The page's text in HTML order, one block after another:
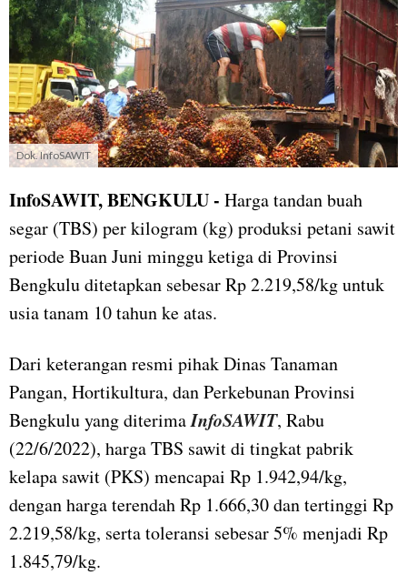
Dok. InfoSAWIT
InfoSAWIT, BENGKULU - Harga tandan buah
segar (TBS) per kilogram (kg) produksi petani sawit
periode Buan Juni minggu ketiga di Provinsi
Bengkulu ditetapkan sebesar Rp 2.219,58/kg untuk
usia tanam 10 tahun ke atas.
Dari keterangan resmi pihak Dinas Tanaman
Pangan, Hortikultura, dan Perkebunan Provinsi
Bengkulu yang diterimaInfoSAWIT, Rabu
(22/6/2022), harga TBS sawit di tingkat pabrik
kelapa sawit (PKS) mencapai Rp 1.942,94/kg,
dengan harga terendah Rp 1.666,30 dan tertinggi Rp
2.219,58/kg, serta toleransi sebesar 5% menjadi Rp
1.845,79/kg.